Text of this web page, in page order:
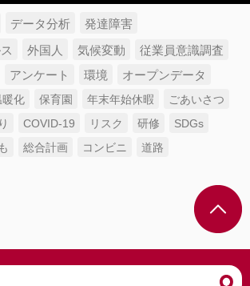
データ分析
発達障害
外国人 気候変動
従業員意識調査
アンケート 環境
オープンデータ
暖化 保育園 年末年始休暇
ごあいさつ
COVID-19 リスク 研修
SDGs
総合計画 コンビニ 道路